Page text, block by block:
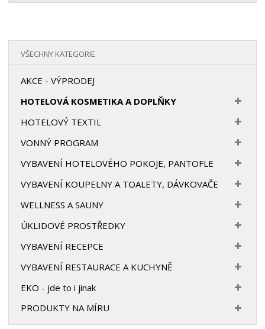
VŠECHNY KATEGORIE
AKCE - VÝPRODEJ
HOTELOVÁ KOSMETIKA A DOPLŇKY
HOTELOVÝ TEXTIL
VONNÝ PROGRAM
VYBAVENÍ HOTELOVÉHO POKOJE, PANTOFLE
VYBAVENÍ KOUPELNY A TOALETY, DÁVKOVAČE
WELLNESS A SAUNY
ÚKLIDOVÉ PROSTŘEDKY
VYBAVENÍ RECEPCE
VYBAVENÍ RESTAURACE A KUCHYNĚ
EKO - jde to i jinak
PRODUKTY NA MÍRU